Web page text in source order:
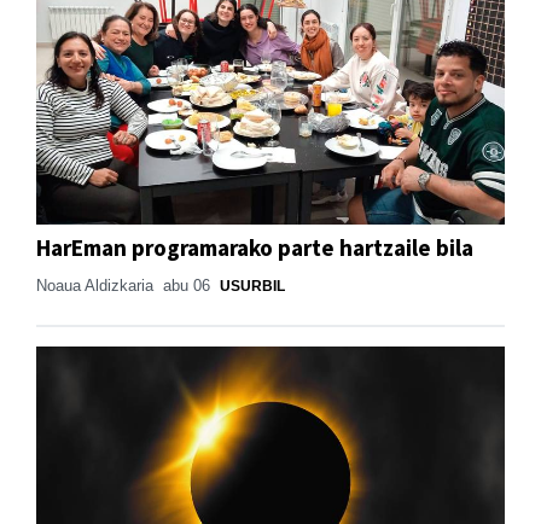
HarEman programarako parte hartzaile bila
Noaua Aldizkaria abu 06 USURBIL